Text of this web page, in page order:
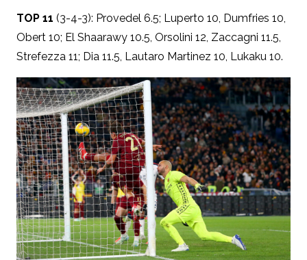
TOP 11 (3-4-3): Provedel 6.5; Luperto 10, Dumfries 10,
Obert 10; El Shaarawy 10.5, Orsolini 12, Zaccagni 11.5,
Strefezza 11; Dia 11.5, Lautaro Martinez 10, Lukaku 10.